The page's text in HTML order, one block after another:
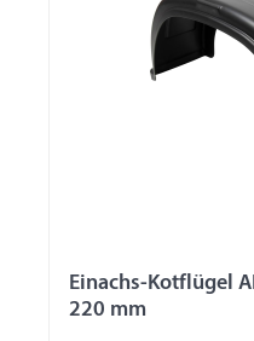
Einachs-Kotflügel
220 mm